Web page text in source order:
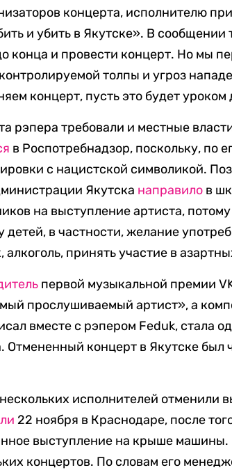
концерта, исполнителю
и убить в Якутске». В
конца и провести концерт. Но мы
толпы и угроз
концерт, пусть это будет уроком
рэпера требовали и местные
в Роспотребнадзор, поскольку, по
с нацистской символикой.
Якутска направило в
на выступление артиста,
детей, в частности, желание
алкоголь, принять участие в
первой музыкальной премии
прослушиваемый артист», а
вместе с рэпером Feduk, стала
Отмененный концерт в Якутске был
исполнителей отменили
22 ноября в Краснодаре, после
выступление на крыше машины.
концертов. По словам его